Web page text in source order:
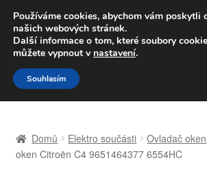
DOPRAVA od
Volejte po-pá 9-16 704
Přeskočit
na
navigaci
Přejít
k
obsahu
Celosvětová doprava
Domů Elektro součásti Ovladač oken
oken Citroën C4 9651464377 6554HC
Používáme cookies, abychom vám poskytli
našich webových stránek.
Další informace o tom, které soubory
můžete vypnout v nastavení.
Souhlasím